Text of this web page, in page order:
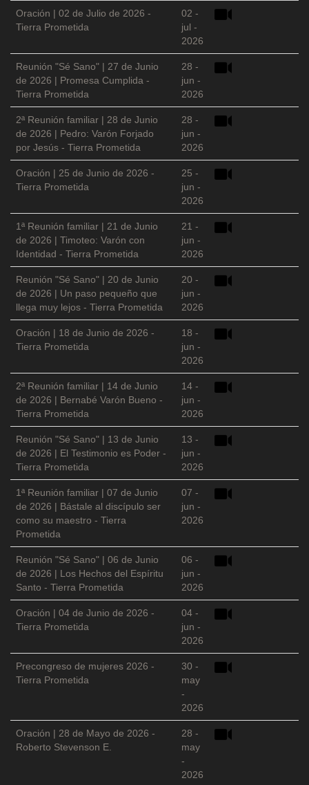
Oración | 02 de Julio de 2026 -
Tierra Prometida
02 -
jul -
2026
Reunión "Sé Sano" | 27 de Junio
de 2026 | Promesa Cumplida -
Tierra Prometida
28 -
jun -
2026
2ª Reunión familiar | 28 de Junio
de 2026 | Pedro: Varón Forjado
por Jesús - Tierra Prometida
28 -
jun -
2026
Oración | 25 de Junio de 2026 -
Tierra Prometida
25 -
jun -
2026
1ª Reunión familiar | 21 de Junio
de 2026 | Timoteo: Varón con
Identidad - Tierra Prometida
21 -
jun -
2026
Reunión "Sé Sano" | 20 de Junio
de 2026 | Un paso pequeño que
llega muy lejos - Tierra Prometida
20 -
jun -
2026
Oración | 18 de Junio de 2026 -
Tierra Prometida
18 -
jun -
2026
2ª Reunión familiar | 14 de Junio
de 2026 | Bernabé Varón Bueno -
Tierra Prometida
14 -
jun -
2026
Reunión "Sé Sano" | 13 de Junio
de 2026 | El Testimonio es Poder -
Tierra Prometida
13 -
jun -
2026
1ª Reunión familiar | 07 de Junio
de 2026 | Bástale al discípulo ser
como su maestro - Tierra
Prometida
07 -
jun -
2026
Reunión "Sé Sano" | 06 de Junio
de 2026 | Los Hechos del Espíritu
Santo - Tierra Prometida
06 -
jun -
2026
Oración | 04 de Junio de 2026 -
Tierra Prometida
04 -
jun -
2026
Precongreso de mujeres 2026 -
Tierra Prometida
30 -
may
-
2026
Oración | 28 de Mayo de 2026 -
Roberto Stevenson E.
28 -
may
-
2026